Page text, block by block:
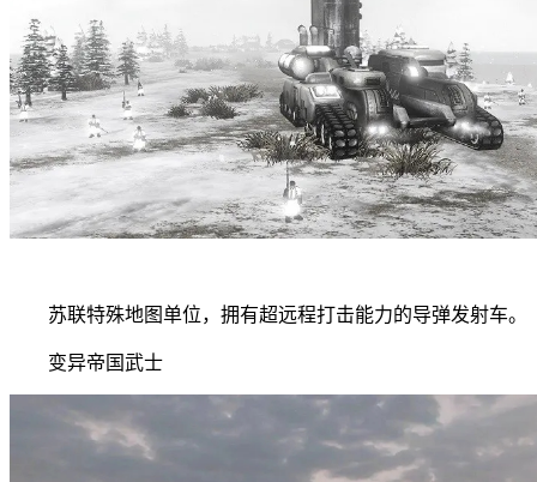
苏联特殊地图单位，拥有超远程打击能力的导弹发射车。
变异帝国武士